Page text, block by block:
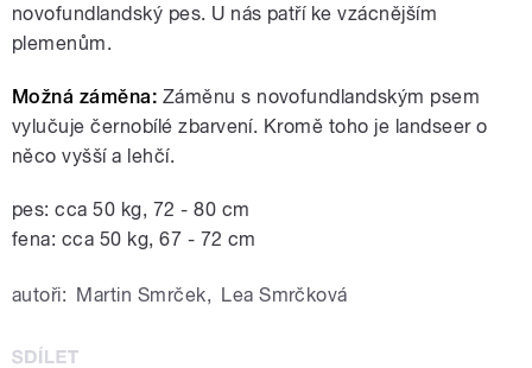
novofundlandský pes. U nás patří ke vzácnějším
plemenům.
Možná záměna: Záměnu s novofundlandským psem
vylučuje černobílé zbarvení. Kromě toho je landseer o
něco vyšší a lehčí.
pes: cca 50 kg, 72 - 80 cm
fena: cca 50 kg, 67 - 72 cm
autoři: Martin Smrček, Lea Smrčková